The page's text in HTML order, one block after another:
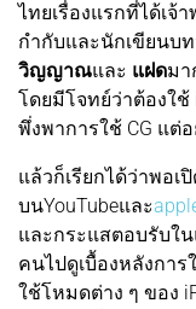
ไทยเรื่องแรกที่ได้เจ้
กำกับและนักเขียนบ
วิญญาณและ แฝดมา
โดยมีโจทย์ว่าต้องใช้
พึ่งพาการใช้ CG แต่
แล้วก็เรียกได้ว่าพอ
บนYouTubeและ
และกระแสตอบรับใ
คนไปดูเบื้องหลังกา
ใช้โหมดต่าง ๆ ของ